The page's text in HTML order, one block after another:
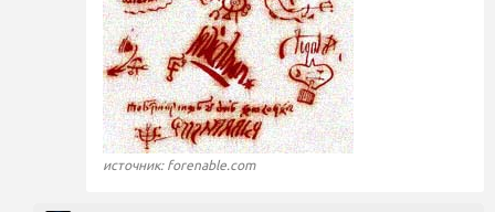
источник: forenable.com